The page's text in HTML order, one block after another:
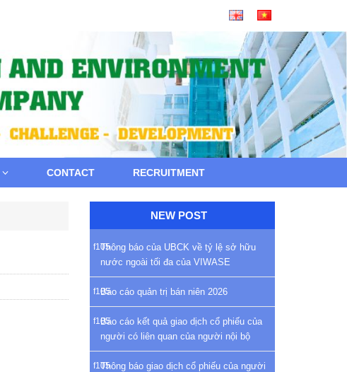
CONTACT RECRUITMENT
NEW POST
Thông báo của UBCK về tỷ lệ sở hữu
nước ngoài tối đa của VIWASE
Báo cáo quản trị bán niên 2026
Báo cáo kết quả giao dịch cổ phiếu của
người có liên quan của người nội bộ
Thông báo giao dịch cổ phiếu của người